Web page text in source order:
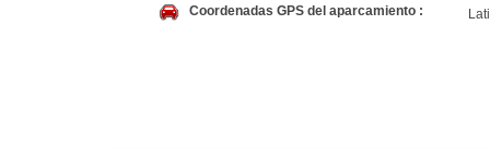
Coordenadas GPS del aparcamiento :